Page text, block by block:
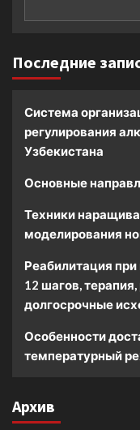
Последние
Система
регулирования
Узбекистана
Основные
Техники
моделирования
Реабилитация
12 шагов,
долгосрочные
Особенности
температурный
Архив